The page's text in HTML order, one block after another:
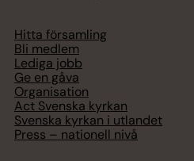
Hitta församling
Bli medlem
Lediga jobb
Ge en gåva
Organisation
Act Svenska kyrkan
Svenska kyrkan i utlandet
Press – nationell nivå